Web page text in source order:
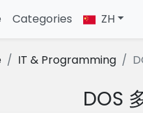
(current)
Categories ZH
IT & Programming
DOS